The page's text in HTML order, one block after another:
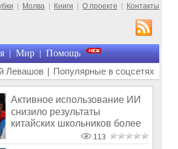
Молва Книги О проекте Контакты
| Мир | Помощь
Левашов | Популярные в соцсетях
Активное использование ИИ
снизило результаты
китайских школьников более
113